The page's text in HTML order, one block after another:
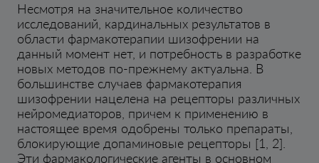
Несмотря на значительное количество
исследований, кардинальных результатов в
области фармакотерапии шизофрении на
данный момент нет, и потребность в разработке
новых методов по-прежнему актуальна. В
большинстве случаев фармакотерапия
шизофрении нацелена на рецепторы различных
нейромедиаторов, причем к применению в
настоящее время одобрены только препараты,
блокирующие допаминовые рецепторы [1, 2].
Эти фармакологические агенты в основном